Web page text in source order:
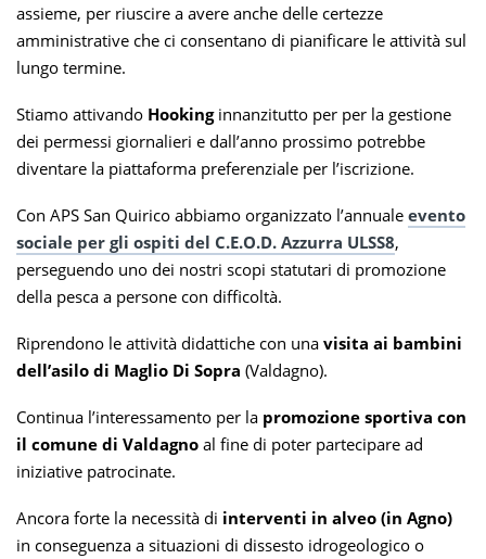
assieme, per riuscire a avere anche delle certezze
amministrative che ci consentano di pianificare le attività sul
lungo termine.
Stiamo attivando Hookinginnanzitutto per per la gestione
dei permessi giornalieri e dall’anno prossimo potrebbe
diventare la piattaforma preferenziale per l’iscrizione.
Con APS San Quirico abbiamo organizzato l’annuale evento
sociale per gli ospiti del C.E.O.D. Azzurra ULSS8,
perseguendo uno dei nostri scopi statutari di promozione
della pesca a persone con difficoltà.
Riprendono le attività didattiche con una visita ai bambini
dell’asilo di Maglio Di Sopra (Valdagno).
Continua l’interessamento per la promozione sportiva con
il comune di Valdagno al fine di poter partecipare ad
iniziative patrocinate.
Ancora forte la necessità di interventi in alveo (in Agno)
in conseguenza a situazioni di dissesto idrogeologico o